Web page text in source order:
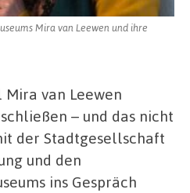
Mira van Leewen und ihre
van Leewen
– und das nicht
der Stadtgesellschaft
und den
ins Gespräch